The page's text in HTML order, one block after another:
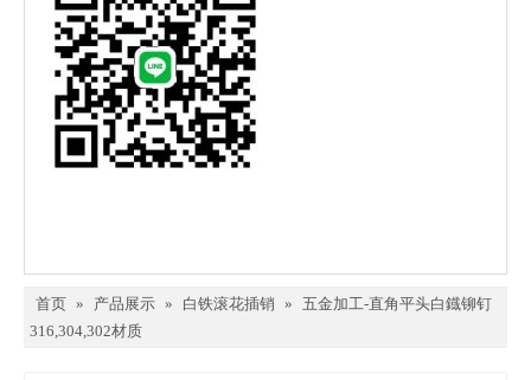
首页 » 产品展示 » 白铁滚花插销 » 五金加工-直角平头白鐡铆钉
316,304,302材质